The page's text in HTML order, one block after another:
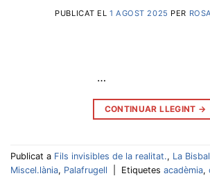
PUBLICAT EL 1 AGOST 2025 PER
…
CONTINUAR LLEGINT →
Publicat a Fils invisibles de la realitat., La
Miscel.lània, Palafrugell Etiquetes acadèmia,